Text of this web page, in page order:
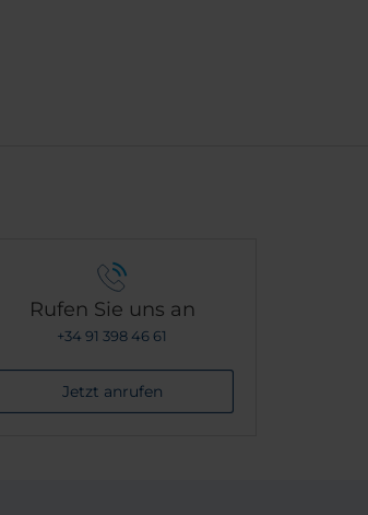
Rufen Sie uns an
+34 91 398 46 61
Jetzt anrufen